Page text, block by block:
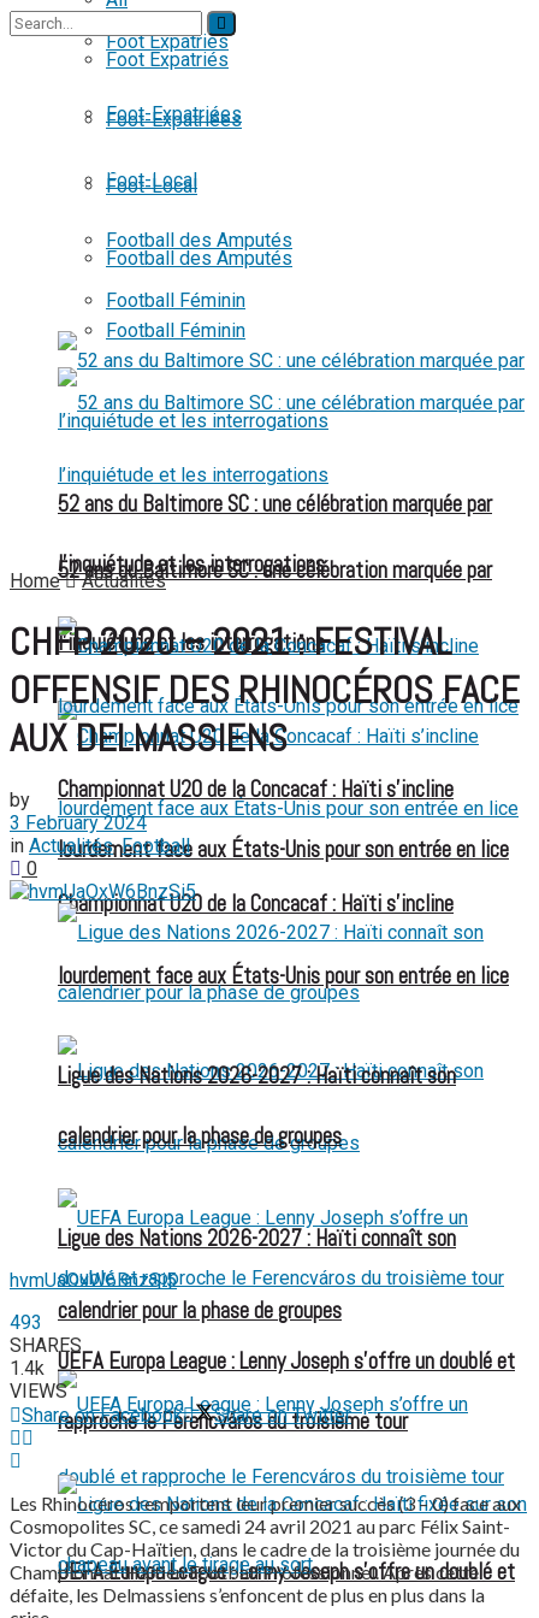
Foot Expatriés
Foot-Expatriées
Foot-Local
Football des Amputés
Football Féminin
52 ans du Baltimore SC : une célébration marquée par
l’inquiétude et les interrogations
Championnat U20 de la Concacaf : Haïti s’incline
lourdement face aux États-Unis pour son entrée en lice
Ligue des Nations 2026-2027 : Haïti connaît son
calendrier pour la phase de groupes
UEFA Europa League : Lenny Joseph s’offre un doublé et
Foot Expatriés
Foot-Expatriées
Foot-Local
Football des Amputés
Football Féminin
52 ans du Baltimore SC : une célébration marquée par
l’inquiétude et les interrogations
Championnat U20 de la Concacaf : Haïti s’incline
lourdement face aux États-Unis pour son entrée en lice
Ligue des Nations 2026-2027 : Haïti connaît son
calendrier pour la phase de groupes
UEFA Europa League : Lenny Joseph s’offre un doublé et
rapproche le Ferencváros du troisième tour
View All Result
Home Actualités
CHFP 2020 – 2021 : FESTIVAL
OFFENSIF DES RHINOCÉROS FACE
AUX DELMASSIENS
by
3 February 2024
in Actualités,Football
0
hvmUaOxW6BnzSi5
493
SHARES
1.4k
VIEWS
Share on Facebook
Share on Twitter
Les Rhinocéros remportent leur premier succès (3 – 0) face aux
Cosmopolites SC, ce samedi 24 avril 2021 au parc Félix Saint-
Victor du Cap-Haïtien, dans le cadre de la troisième journée du
Championnat Haïtien Football Professionnel. Après cette
défaite, les Delmassiens s’enfoncent de plus en plus dans la